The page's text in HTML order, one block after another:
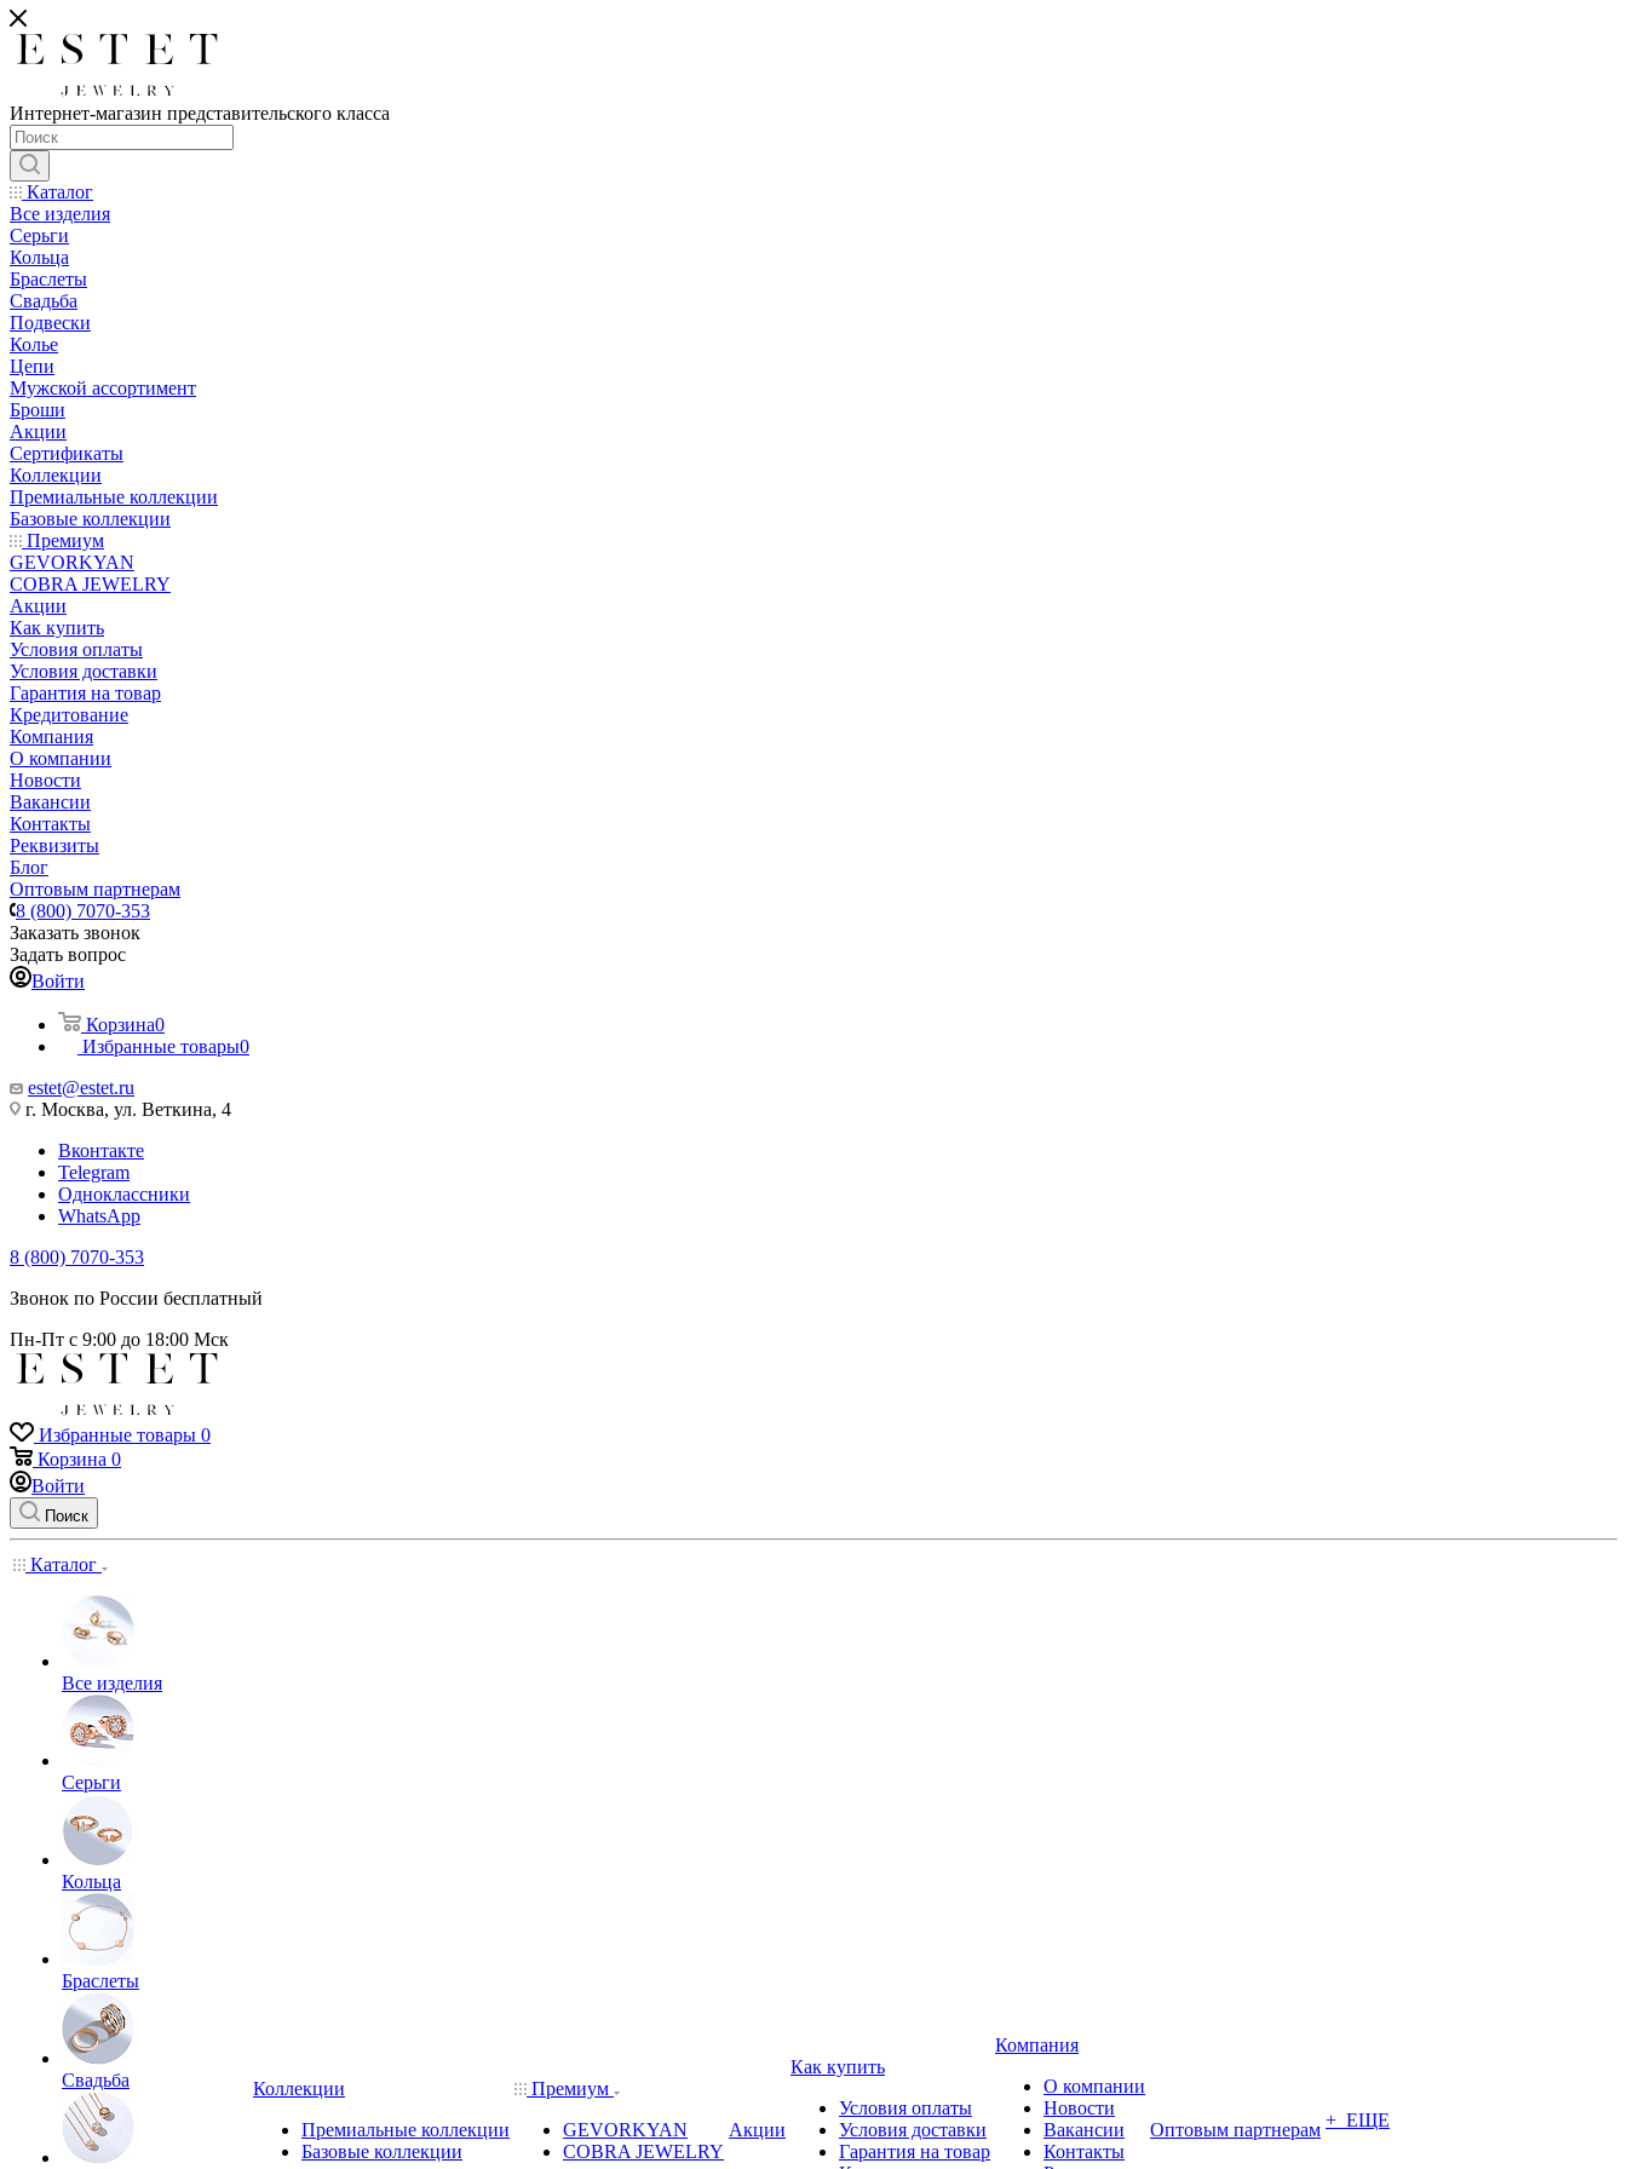
Интернет-магазин представительского класса
Каталог
Все изделия
Серьги
Кольца
Браслеты
Свадьба
Подвески
Колье
Цепи
Мужской ассортимент
Броши
Акции
Сертификаты
Коллекции
Премиальные коллекции
Базовые коллекции
Премиум
GEVORKYAN
COBRA JEWELRY
Акции
Как купить
Условия оплаты
Условия доставки
Гарантия на товар
Кредитование
Компания
О компании
Новости
Вакансии
Контакты
Реквизиты
Блог
Оптовым партнерам
8 (800) 7070-353
Заказать звонок
Задать вопрос
Войти
Корзина0
Избранные товары0
estet@estet.ru
г. Москва, ул. Веткина, 4
Вконтакте
Telegram
Одноклассники
WhatsApp
8 (800) 7070-353
Звонок по России бесплатный
Пн-Пт с 9:00 до 18:00 Мск
Избранные товары 0
Корзина 0
Войти
Поиск
Каталог
Все изделия
Серьги
Кольца
Браслеты
Свадьба
Коллекции
Премиальные коллекции
Базовые коллекции
Премиум
GEVORKYAN
COBRA JEWELRY
Акции
Как купить
Условия оплаты
Условия доставки
Гарантия на товар
Компания
О компании
Новости
Вакансии
Контакты
Оптовым партнерам + ЕЩЕ